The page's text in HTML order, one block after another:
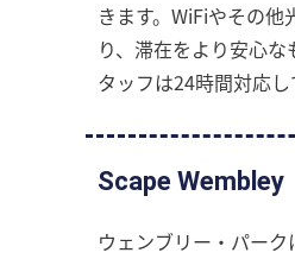
きます。WiFiやその
り、滞在をより安心
タッフは24時間対応し
Scape Wembley
ウェンブリー・パー